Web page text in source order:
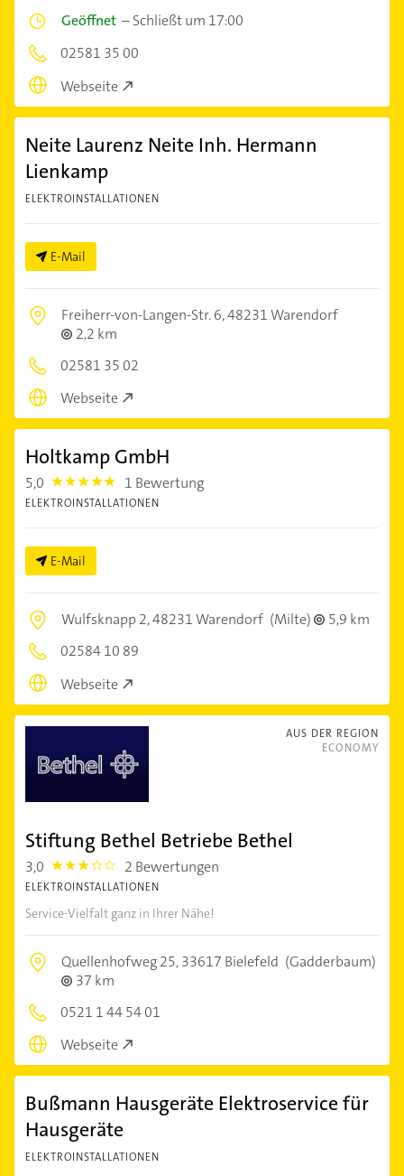
Geöffnet –Schließt um 17:00
02581 35 00
Webseite
Neite Laurenz Neite Inh. Hermann
Lienkamp
ELEKTROINSTALLATIONEN
E-Mail
Freiherr-von-Langen-Str. 6,48231 Warendorf
2,2 km
02581 35 02
Webseite
Holtkamp GmbH
5,0 5.0 1 Bewertung
ELEKTROINSTALLATIONEN
E-Mail
Wulfsknapp 2,48231 Warendorf (Milte)
5,9 km
02584 10 89
Webseite
AUS DER REGION
ECONOMY
Stiftung Bethel Betriebe Bethel
3,0 3.0 2 Bewertungen
ELEKTROINSTALLATIONEN
Service-Vielfalt ganz in Ihrer Nähe!
Quellenhofweg 25,33617 Bielefeld (Gadderbaum)
37 km
0521 1 44 54 01
Webseite
Bußmann Hausgeräte Elektroservice für
Hausgeräte
ELEKTROINSTALLATIONEN